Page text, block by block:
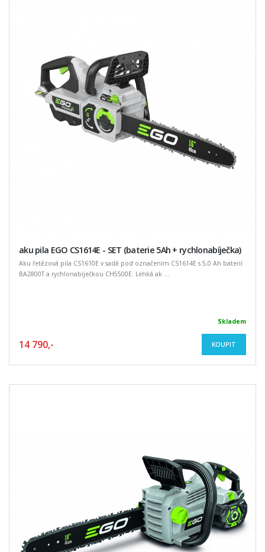
aku pila EGO CS1614E - SET (baterie 5Ah + rychlonabíječka)
Aku řetězová pila CS1610E v sadě pod označením CS1614E s 5,0 Ah baterií
BA2800T a rychlonabíječkou CH5500E. Lehká ak ...
Skladem
14 790,- KOUPIT